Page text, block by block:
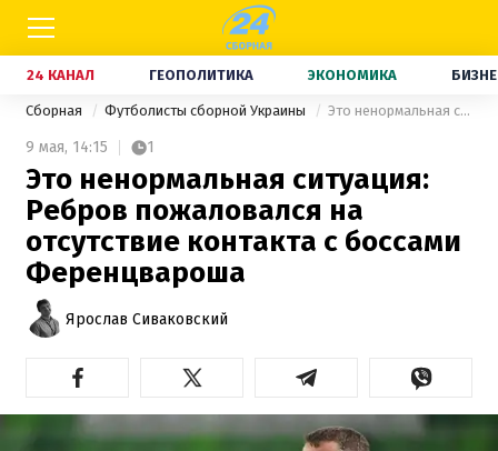
24 КАНАЛ ГЕОПОЛИТИКА ЭКОНОМИКА
Сборная Футболисты сборной Украины Это ненормальная ситуация: Ребров пожаловался на отсутствие контакта с боссами Ференцвароша
9 мая, 14:15 1
Это ненормальная ситуация:
Ребров пожаловался на
отсутствие контакта с боссами
Ференцвароша
Ярослав Сиваковский